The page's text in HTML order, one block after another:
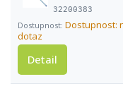
32200383
Dostupnost:
dotaz
Detail